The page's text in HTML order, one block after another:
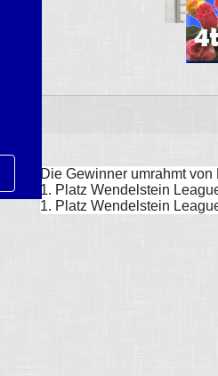
Die Gewinner umrahmt
1. Platz Wendelstein
1. Platz Wendelstein